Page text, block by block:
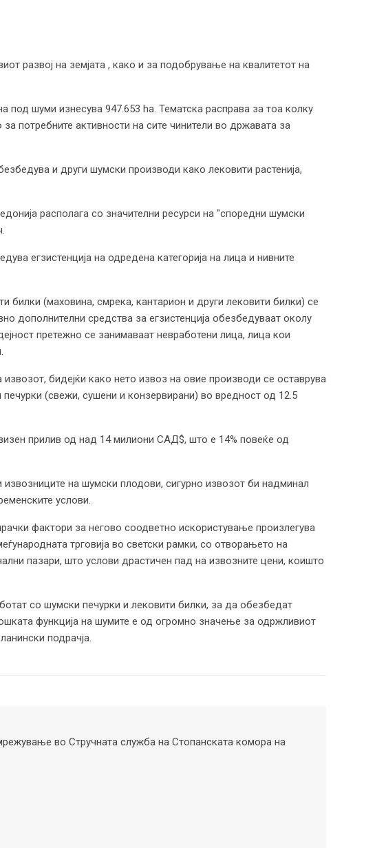
развој на земјата , како и за подобрување на квалитетот на
под шуми изнесува 947.653 hа. Тематска расправа за тоа колку
потребните активности на сите чинители во државата за
и други шумски производи како лековити растенија,
располага со значителни ресурси на "споредни шумски
егзистенција на одредена категорија на лица и нивните
(маховина, смрека, кантарион и други лековити билки) се
дополнителни средства за егзистенција обезбедуваат околу
претежно се занимаваат невработени лица, лица кои
бидејќи како нето извоз на овие производи се оставрува
(свежи, сушени и конзервирани) во вредност од 12.5
прилив од над 14 милиони САД$, што е 14% повеќе од
на шумски плодови, сигурно извозот би надминал
услови.
фактори за негово соодветно искористување произлегува
трговија во светски рамки, со отворањето на
пазари, што услови драстичен пад на извозните цени, коишто
со шумски печурки и лековити билки, за да обезбедат
функција на шумите е од огромно значење за одржливиот
подрачја.
во Стручната служба на Стопанската комора на